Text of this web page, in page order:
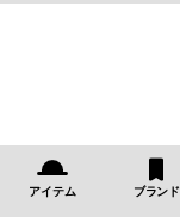
アイテム ブランド